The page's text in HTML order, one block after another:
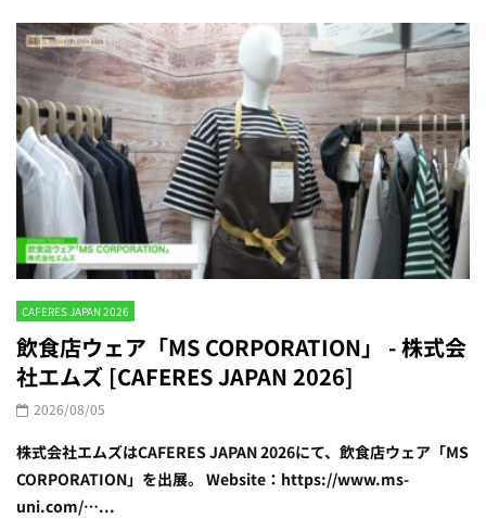
CAFERES JAPAN 2026
飲食店ウェア「MS CORPORATION」 - 株式会
社エムズ [CAFERES JAPAN 2026]
2026/08/05
株式会社エムズはCAFERES JAPAN 2026にて、飲食店ウェア「MS
CORPORATION」を出展。 Website：https://www.ms-
uni.com/…...